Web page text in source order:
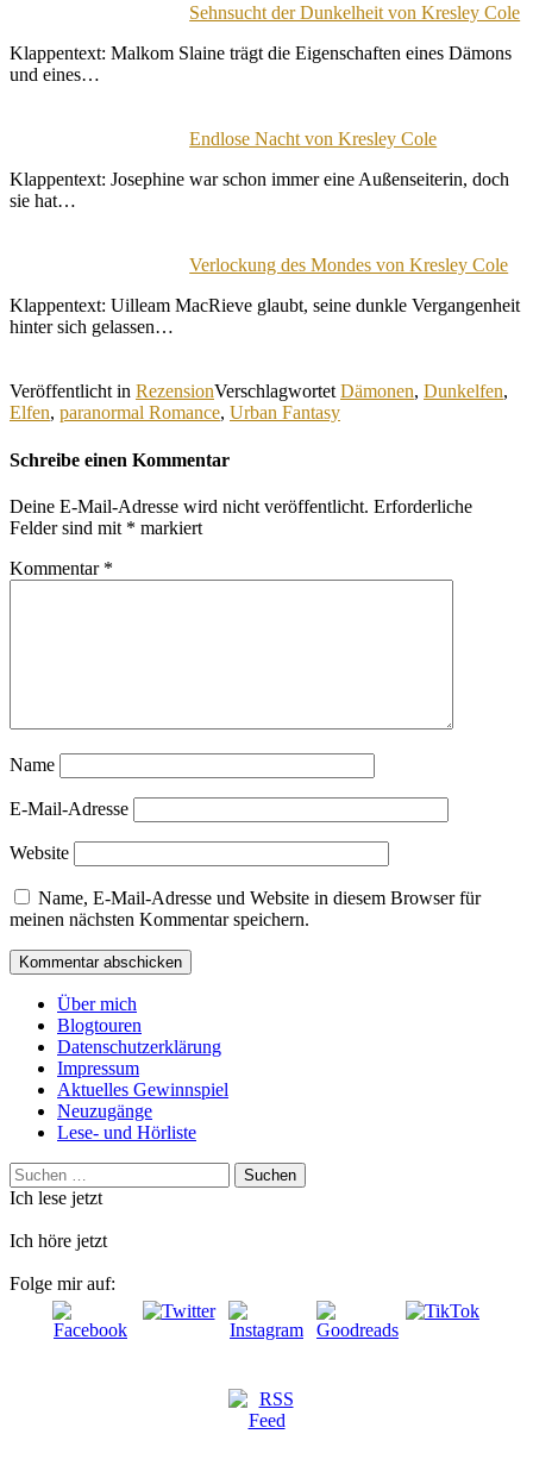
Sehnsucht der Dunkelheit von Kresley Cole
Klappentext: Malkom Slaine trägt die Eigenschaften eines Dämons
und eines…
Endlose Nacht von Kresley Cole
Klappentext: Josephine war schon immer eine Außenseiterin, doch
sie hat…
Verlockung des Mondes von Kresley Cole
Klappentext: Uilleam MacRieve glaubt, seine dunkle Vergangenheit
hinter sich gelassen…
Veröffentlicht in RezensionVerschlagwortet Dämonen, Dunkelfen,
Elfen, paranormal Romance, Urban Fantasy
Schreibe einen Kommentar
Deine E-Mail-Adresse wird nicht veröffentlicht. Erforderliche
Felder sind mit * markiert
Kommentar *
Name
E-Mail-Adresse
Website
Name, E-Mail-Adresse und Website in diesem Browser für
meinen nächsten Kommentar speichern.
Über mich
Blogtouren
Datenschutzerklärung
Impressum
Aktuelles Gewinnspiel
Neuzugänge
Lese- und Hörliste
Suchen
nach:
Ich lese jetzt
Ich höre jetzt
Folge mir auf: